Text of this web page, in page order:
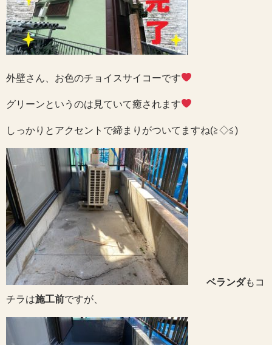
外壁さん、お色のチョイスサイコーです
グリーンというのは見ていて癒されます
しっかりとアクセントで締まりがついてますね(≧◇≦)
ベランダもコ
チラは施工前ですが、